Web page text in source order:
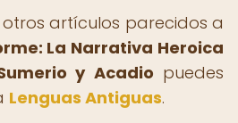
otros artículos parecidos a
La Narrativa Heroica
y Acadio puedes
Lenguas Antiguas.